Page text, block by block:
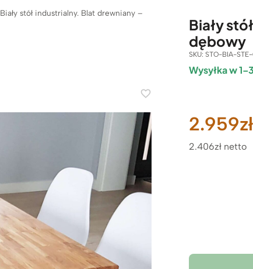
Biały stół industrialny. Blat drewniany –
Biały
dębowy
SKU: STO-BIA-
Wysyłka w
2.959zł
2.406zł netto